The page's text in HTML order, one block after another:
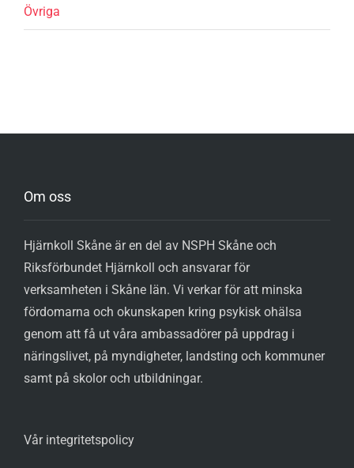
Övriga
Om oss
Hjärnkoll Skåne är en del av NSPH Skåne och
Riksförbundet Hjärnkoll och ansvarar för
verksamheten i Skåne län. Vi verkar för att minska
fördomarna och okunskapen kring psykisk ohälsa
genom att få ut våra ambassadörer på uppdrag i
näringslivet, på myndigheter, landsting och kommuner
samt på skolor och utbildningar.
Vår integritetspolicy